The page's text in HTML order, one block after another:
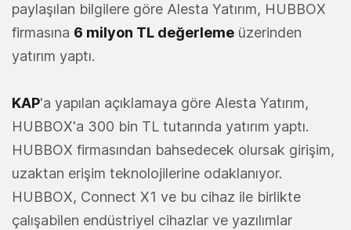
paylaşılan bilgilere göre Alesta Yatırım, HUBBOX
firmasına 6 milyon TL değerleme üzerinden
yatırım yaptı.
KAP'a yapılan açıklamaya göre Alesta Yatırım,
HUBBOX'a 300 bin TL tutarında yatırım yaptı.
HUBBOX firmasından bahsedecek olursak girişim,
uzaktan erişim teknolojilerine odaklanıyor.
HUBBOX, Connect X1 ve bu cihaz ile birlikte
çalışabilen endüstriyel cihazlar ve yazılımlar